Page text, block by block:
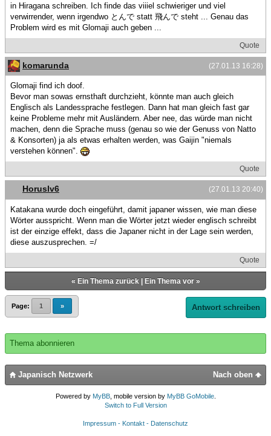
in Hiragana schreiben. Ich finde das viiiel schwieriger und viel
verwirrender, wenn irgendwo とんで statt 飛んで steht ... Genau das
Problem wird es mit Glomaji auch geben ...
Quote
(27.01.13 16:28)
komarunda
Glomaji find ich doof.
Bevor man sowas ernsthaft durchzieht, könnte man auch gleich
Englisch als Landessprache festlegen. Dann hat man gleich fast gar
keine Probleme mehr mit Ausländern. Aber nee, das würde man nicht
machen, denn die Sprache muss (genau so wie der Genuss von Natto
& Konsorten) ja als etwas erhalten werden, was Gaijin "niemals
verstehen können".
Quote
(27.01.13 20:40)
Horuslv6
Katakana wurde doch eingeführt, damit japaner wissen, wie man diese
Wörter ausspricht. Wenn man die Wörter jetzt wieder englisch schreibt
ist der einzige effekt, dass die Japaner nicht in der Lage sein werden,
diese auszusprechen. =/
Quote
« Ein Thema zurück| Ein Thema vor»
Page: 1 » Antwort schreiben
Thema abonnieren
Nach oben
Japanisch Netzwerk
Powered by MyBB, mobile version by MyBB GoMobile.
Switch to Full Version
Impressum - Kontakt - Datenschutz